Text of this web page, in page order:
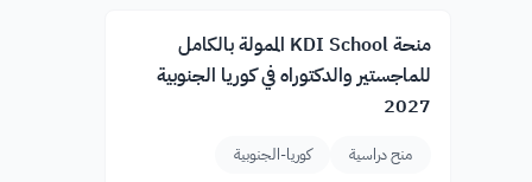
منحة KDI School الممولة بالكامل
للماجستير والدكتوراه في كوريا الجنوبية
2027
منح دراسية كوريا-الجنوبية